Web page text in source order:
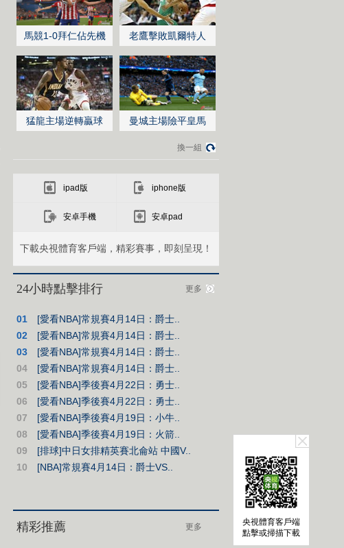
央視體育客戶端
點擊或掃描下載
馬競1-0拜仁佔先機 老鷹擊敗凱爾特人
猛龍主場逆轉贏球 曼城主場險平皇馬
換一組
ipad版 iphone版
安卓手機 安卓pad
下載央視體育客戶端，精彩賽事，即刻呈現！
24小時點擊排行 更多
01
[愛看NBA]常規賽4月14日：爵士..
02
[愛看NBA]常規賽4月14日：爵士..
03
[愛看NBA]常規賽4月14日：爵士..
04
[愛看NBA]常規賽4月14日：爵士..
05
[愛看NBA]季後賽4月22日：勇士..
06
[愛看NBA]季後賽4月22日：勇士..
07
[愛看NBA]季後賽4月19日：小牛..
08
[愛看NBA]季後賽4月19日：火箭..
09
[排球]中日女排精英賽北侖站 中國V..
10
[NBA]常規賽4月14日：爵士VS..